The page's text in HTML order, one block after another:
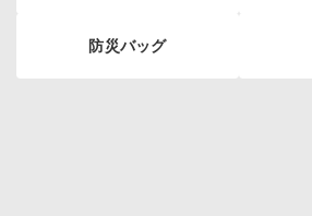
防災バッグ